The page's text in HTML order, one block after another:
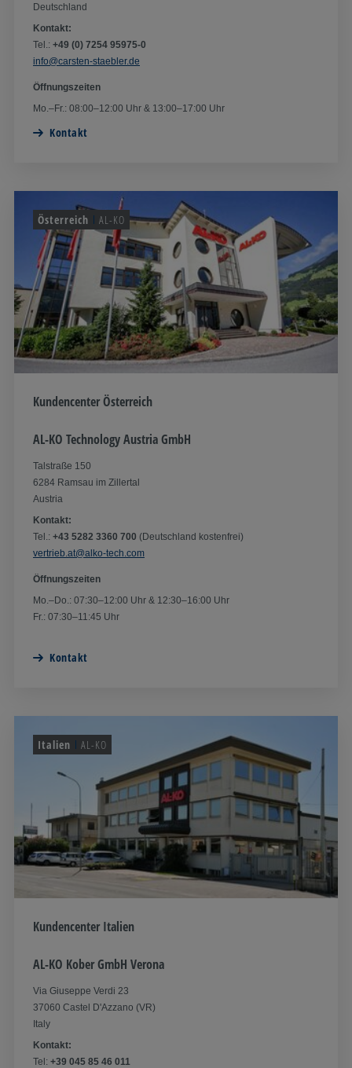
Deutschland
Kontakt:
Tel.: +49 (0) 7254 95975-0
info@carsten-staebler.de
Öffnungszeiten
Mo.–Fr.: 08:00–12:00 Uhr & 13:00–17:00 Uhr
Kontakt
Österreich AL-KO
Kundencenter Österreich
AL-KO Technology Austria GmbH
Talstraße 150
6284 Ramsau im Zillertal
Austria
Kontakt:
Tel.: +43 5282 3360 700 (Deutschland kostenfrei)
vertrieb.at@alko-tech.com
Öffnungszeiten
Mo.–Do.: 07:30–12:00 Uhr & 12:30–16:00 Uhr
Fr.: 07:30–11:45 Uhr
Kontakt
Italien AL-KO
Kundencenter Italien
AL-KO Kober GmbH Verona
Via Giuseppe Verdi 23
37060 Castel D'Azzano (VR)
Italy
Kontakt:
Tel: +39 045 85 46 011